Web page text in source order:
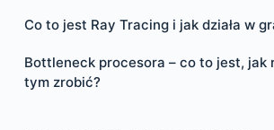
Co to jest Ray Tracing i jak działa w
Bottleneck procesora – co to jest, jak
tym zrobić?